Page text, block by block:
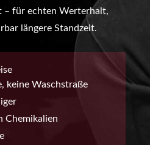
– für echten Werterhalt,
längere Standzeit.
keine Waschstraße
Chemikalien